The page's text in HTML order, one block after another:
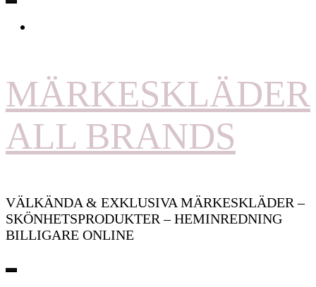
MÄRKESKLÄDER
ALL BRANDS
VÄLKÄNDA & EXKLUSIVA MÄRKESKLÄDER –
SKÖNHETSPRODUKTER – HEMINREDNING
BILLIGARE ONLINE